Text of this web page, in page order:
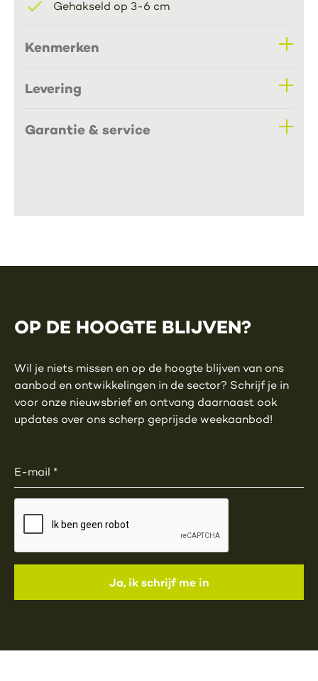
Gehakseld op 3-6 cm
Kenmerken
Levering
Garantie & service
OP DE HOOGTE BLIJVEN?
Wil je niets missen en op de hoogte blijven van ons
aanbod en ontwikkelingen in de sector? Schrijf je in
voor onze nieuwsbrief en ontvang daarnaast ook
updates over ons scherp geprijsde weekaanbod!